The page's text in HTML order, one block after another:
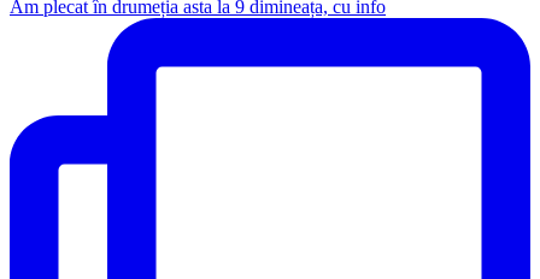
Am plecat în drumeția asta la 9 dimineața, cu info